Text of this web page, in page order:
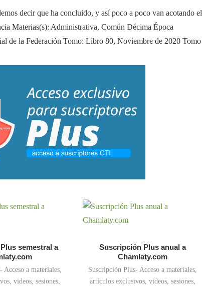
decir que ha concluido, y así poco a poco van acotando el
Materias(s): Administrativa, Común Décima Época
de la Federación Tomo: Libro 80, Noviembre de 2020 Tomo
semestral a
Acceso a materiales,
videos, sesiones,
Suscripción Plus anual a
Chamlaty.com
Suscripción Plus- Acceso a materiales,
artículos exclusivos, videos, sesiones,